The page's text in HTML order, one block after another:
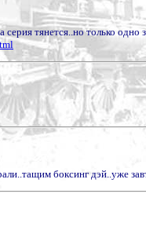
тянется..но только одно
боксинг дэй..уже